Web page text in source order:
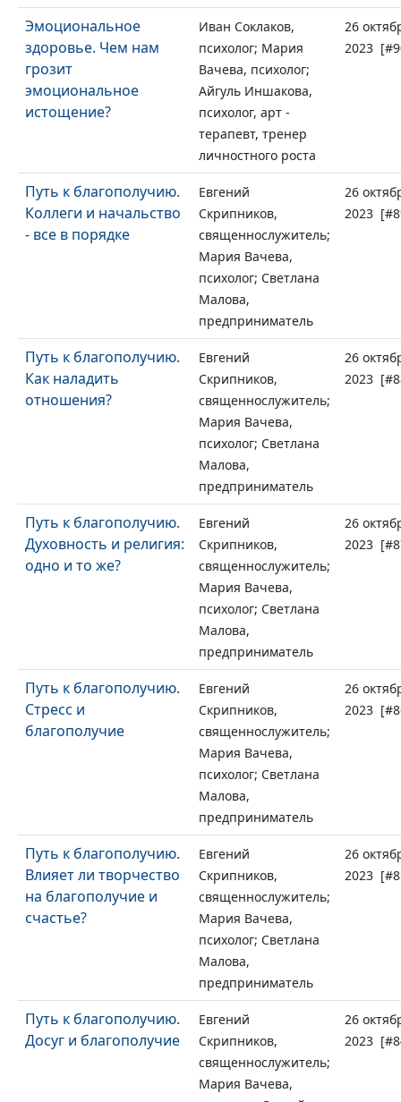
Эмоциональное
здоровье. Чем нам
грозит
эмоциональное
истощение?
Иван Соклаков,
психолог; Мария
Вачева, психолог;
Айгуль Иншакова,
психолог, арт -
терапевт, тренер
личностного роста
26
2023
Путь к благополучию.
Коллеги и начальство
- все в порядке
Евгений
Скрипников,
священнослужитель;
Мария Вачева,
психолог; Светлана
Малова,
предприниматель
26
2023
Путь к благополучию.
Как наладить
отношения?
Евгений
Скрипников,
священнослужитель;
Мария Вачева,
психолог; Светлана
Малова,
предприниматель
26
2023
Путь к благополучию.
Духовность и религия:
одно и то же?
Евгений
Скрипников,
священнослужитель;
Мария Вачева,
психолог; Светлана
Малова,
предприниматель
26
2023
Путь к благополучию.
Стресс и
благополучие
Евгений
Скрипников,
священнослужитель;
Мария Вачева,
психолог; Светлана
Малова,
предприниматель
26
2023
Путь к благополучию.
Влияет ли творчество
на благополучие и
счастье?
Евгений
Скрипников,
священнослужитель;
Мария Вачева,
психолог; Светлана
Малова,
предприниматель
26
2023
Путь к благополучию.
Досуг и благополучие
Евгений
Скрипников,
священнослужитель;
Мария Вачева,
26
2023